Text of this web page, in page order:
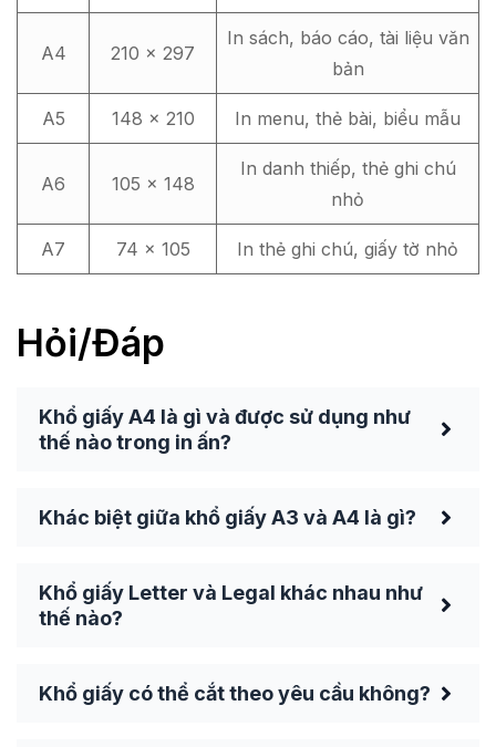
A4 210 x 297
In sách, báo cáo, tài liệu văn
bản
A5 148 x 210 In menu, thẻ bài, biểu mẫu
A6 105 x 148
In danh thiếp, thẻ ghi chú
nhỏ
A7 74 x 105 In thẻ ghi chú, giấy tờ nhỏ
Hỏi/Đáp
Khổ giấy A4 là gì và được sử dụng như
thế nào trong in ấn?
Khác biệt giữa khổ giấy A3 và A4 là gì?
Khổ giấy Letter và Legal khác nhau như
thế nào?
Khổ giấy có thể cắt theo yêu cầu không?